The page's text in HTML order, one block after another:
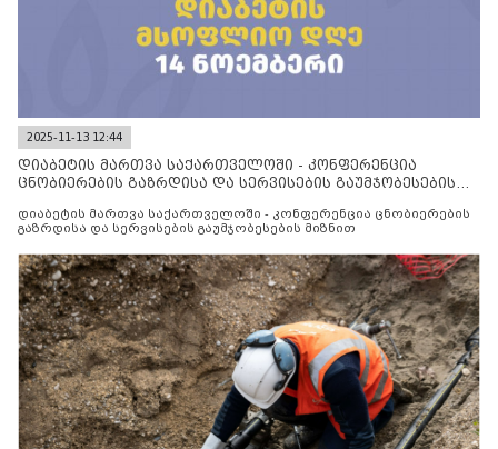
2025-11-13 12:44
დიაბეტის მართვა საქართველოში - კონფერენცია
ცნობიერების გაზრდისა და სერვისების გაუმჯობესების
დიაბეტის მართვა საქართველოში - კონფერენცია ცნობიერების
გაზრდისა და სერვისების გაუმჯობესების მიზნით